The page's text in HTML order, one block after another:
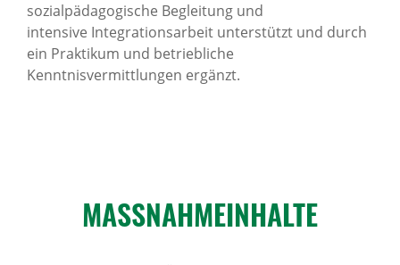
sozialpädagogische Begleitung und
intensive Integrationsarbeit unterstützt und durch
ein Praktikum und betriebliche
Kenntnisvermittlungen ergänzt.
MASSNAH­ME­INHALTE